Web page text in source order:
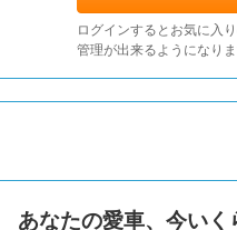
ログインするとお気に入
管理が出来るようになり
あなたの愛車、今いく